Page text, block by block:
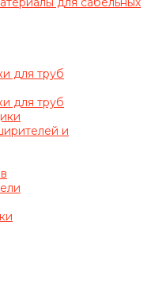
для труб
для труб
и